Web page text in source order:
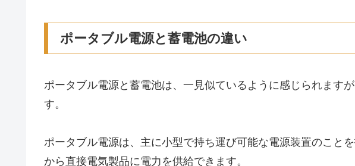
ポータブル電源と蓄電池の違い
ポータブル電源と蓄電池は、一見似ているように感じられます
す。
ポータブル電源は、主に小型で持ち運び可能な電源装置のこと
から直接電気製品に電力を供給できます。